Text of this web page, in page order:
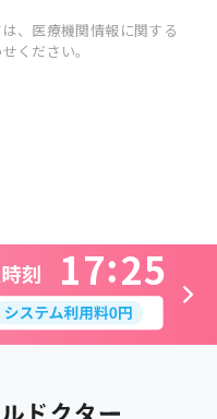
、医療機関情報に関する
ください。
17 25